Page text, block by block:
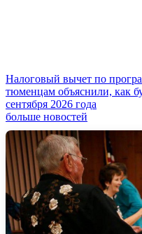
Налоговый вычет по
тюменцам объяснили, как
сентября 2026 года
больше новостей